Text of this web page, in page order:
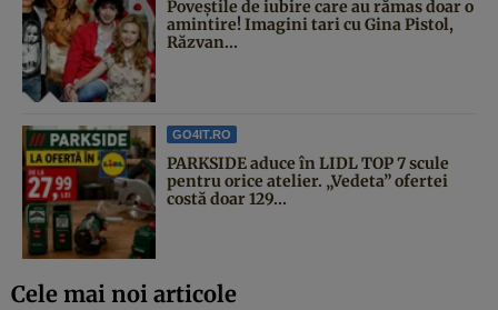
Poveştile de iubire care au rămas doar o
amintire! Imagini tari cu Gina Pistol,
Răzvan...
GO4IT.RO
PARKSIDE aduce în LIDL TOP 7 scule
pentru orice atelier. „Vedeta” ofertei
costă doar 129...
Cele mai noi articole